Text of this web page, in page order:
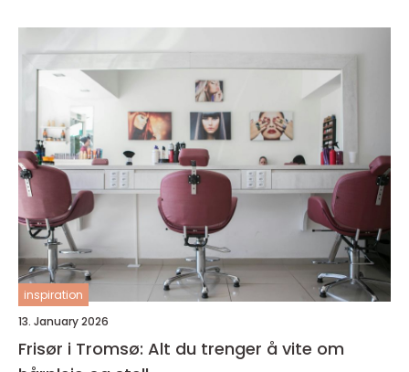
inspiration
13. January 2026
Frisør i Tromsø: Alt du trenger å vite om